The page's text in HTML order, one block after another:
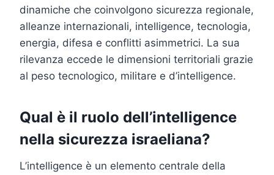
dinamiche che coinvolgono sicurezza regionale,
alleanze internazionali, intelligence, tecnologia,
energia, difesa e conflitti asimmetrici. La sua
rilevanza eccede le dimensioni territoriali grazie
al peso tecnologico, militare e d’intelligence.
Qual è il ruolo dell’intelligence
nella sicurezza israeliana?
L’intelligence è un elemento centrale della